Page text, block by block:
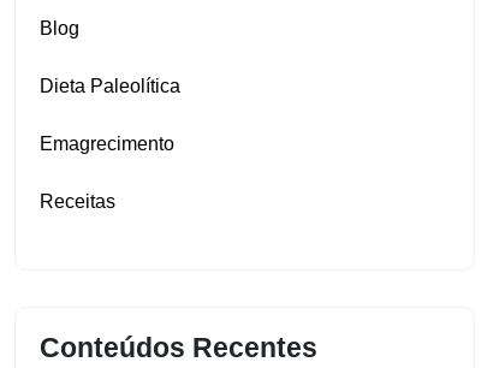
Blog
Dieta Paleolítica
Emagrecimento
Receitas
Conteúdos Recentes